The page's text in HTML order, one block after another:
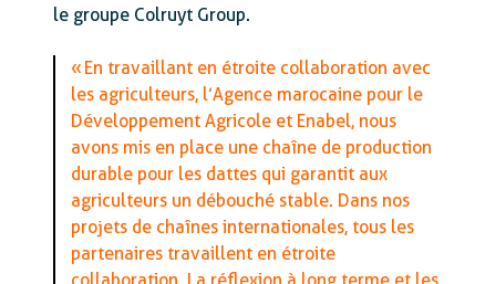
le groupe Colruyt Group.
« En travaillant en étroite collaboration avec
les agriculteurs, l’Agence marocaine pour le
Développement Agricole et Enabel, nous
avons mis en place une chaîne de production
durable pour les dattes qui garantit aux
agriculteurs un débouché stable. Dans nos
projets de chaînes internationales, tous les
partenaires travaillent en étroite